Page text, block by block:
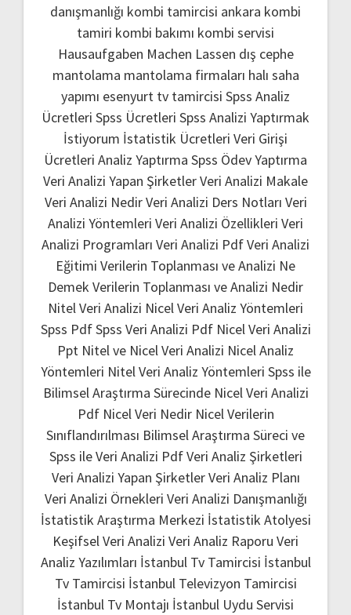
danışmanlığı kombi tamircisi ankara kombi
tamiri kombi bakımı kombi servisi
Hausaufgaben Machen Lassen dış cephe
mantolama mantolama firmaları halı saha
yapımı esenyurt tv tamircisi Spss Analiz
Ücretleri Spss Ücretleri Spss Analizi Yaptırmak
İstiyorum İstatistik Ücretleri Veri Girişi
Ücretleri Analiz Yaptırma Spss Ödev Yaptırma
Veri Analizi Yapan ŞirketlerVeri Analizi Makale
Veri Analizi NedirVeri Analizi Ders Notları Veri
Analizi Yöntemleri Veri Analizi Özellikleri Veri
Analizi Programları Veri Analizi PdfVeri Analizi
Eğitimi Verilerin Toplanması ve Analizi Ne
Demek Verilerin Toplanması ve Analizi Nedir
Nitel Veri Analizi Nicel Veri Analiz Yöntemleri
Spss PdfSpss Veri Analizi Pdf Nicel Veri Analizi
Ppt Nitel ve Nicel Veri Analizi Nicel Analiz
Yöntemleri Nitel Veri Analiz Yöntemleri Spss ile
Bilimsel Araştırma Sürecinde Nicel Veri Analizi
Pdf Nicel Veri Nedir Nicel Verilerin
Sınıflandırılması Bilimsel Araştırma Süreci ve
Spss ile Veri Analizi PdfVeri Analiz Şirketleri
Veri Analizi Yapan ŞirketlerVeri Analiz Planı
Veri Analizi Örnekleri Veri Analizi Danışmanlığı
İstatistik Araştırma Merkezi İstatistik Atolyesi
Keşifsel Veri Analizi Veri Analiz Raporu Veri
Analiz Yazılımları İstanbul Tv Tamircisi İstanbul
Tv Tamircisi İstanbul Televizyon Tamircisi
İstanbul Tv Montajı İstanbul Uydu Servisi